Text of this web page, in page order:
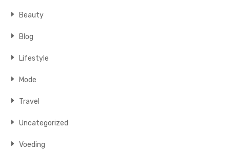
Beauty
Blog
Lifestyle
Mode
Travel
Uncategorized
Voeding